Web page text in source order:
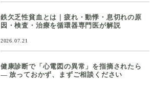
鉄欠乏性貧血とは｜疲れ・動悸・息切れの原
因・検査・治療を循環器専門医が解説
2026.07.21
健康診断で「心電図の異常」を指摘されたら
― 放っておかず、まずご相談ください